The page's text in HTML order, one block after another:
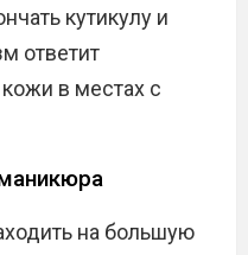
кутикулу и
ответит
в местах с
на большую